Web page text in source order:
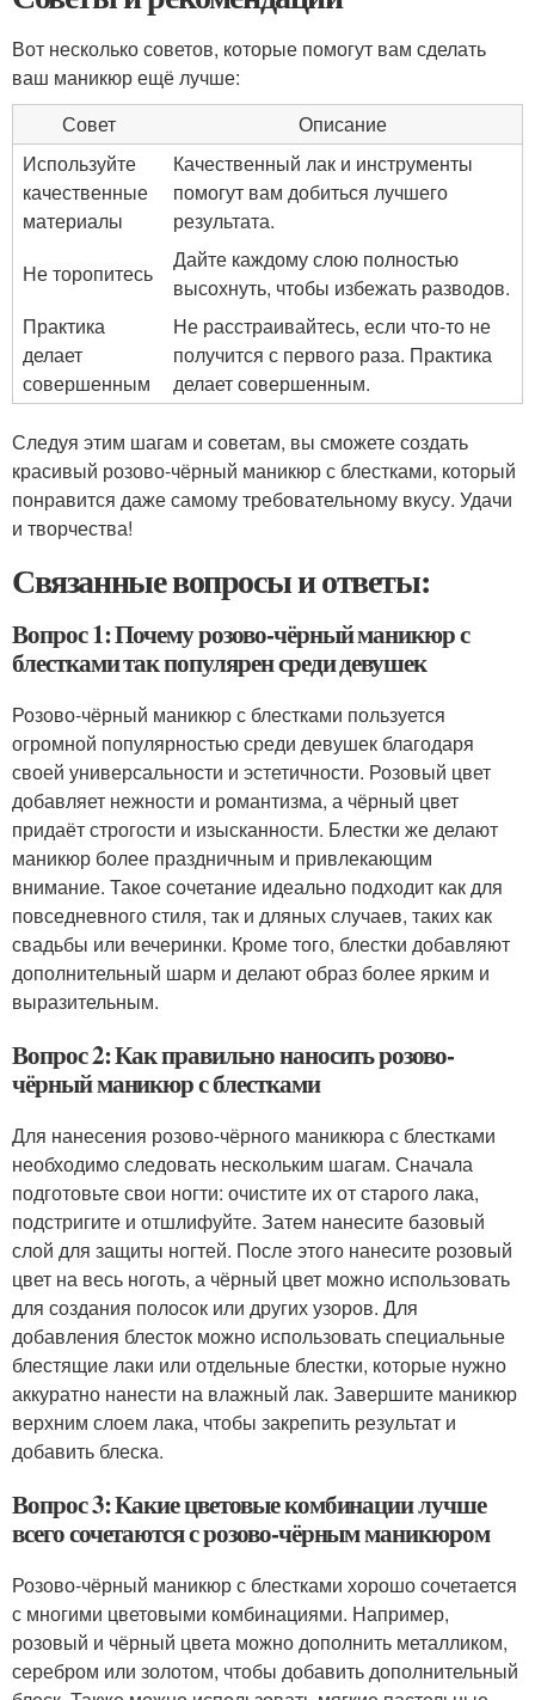
Вот несколько советов, которые помогут вам сделать
ваш маникюр ещё лучше:
Совет
Описание
Используйте
качественные
материалы
Качественный лак и инструменты
помогут вам добиться лучшего
результата.
Не торопитесь
Дайте каждому слою полностью
высохнуть, чтобы избежать разводов.
Практика
делает
совершенным
Не расстраивайтесь, если что-то не
получится с первого раза. Практика
делает совершенным.
Следуя этим шагам и советам, вы сможете создать
красивый розово-чёрный маникюр с блестками, который
понравится даже самому требовательному вкусу. Удачи
и творчества!
Связанные вопросы и ответы:
Вопрос 1: Почему розово-чёрный маникюр с
блестками так популярен среди девушек
Розово-чёрный маникюр с блестками пользуется
огромной популярностью среди девушек благодаря
своей универсальности и эстетичности. Розовый цвет
добавляет нежности и романтизма, а чёрный цвет
придаёт строгости и изысканности. Блестки же делают
маникюр более праздничным и привлекающим
внимание. Такое сочетание идеально подходит как для
повседневного стиля, так и дляных случаев, таких как
свадьбы или вечеринки. Кроме того, блестки добавляют
дополнительный шарм и делают образ более ярким и
выразительным.
Вопрос 2: Как правильно наносить розово-
чёрный маникюр с блестками
Для нанесения розово-чёрного маникюра с блестками
необходимо следовать нескольким шагам. Сначала
подготовьте свои ногти: очистите их от старого лака,
подстригите и отшлифуйте. Затем нанесите базовый
слой для защиты ногтей. После этого нанесите розовый
цвет на весь ноготь, а чёрный цвет можно использовать
для создания полосок или других узоров. Для
добавления блесток можно использовать специальные
блестящие лаки или отдельные блестки, которые нужно
аккуратно нанести на влажный лак. Завершите маникюр
верхним слоем лака, чтобы закрепить результат и
добавить блеска.
Вопрос 3: Какие цветовые комбинации лучше
всего сочетаются с розово-чёрным маникюром
Розово-чёрный маникюр с блестками хорошо сочетается
с многими цветовыми комбинациями. Например,
розовый и чёрный цвета можно дополнить металликом,
серебром или золотом, чтобы добавить дополнительный